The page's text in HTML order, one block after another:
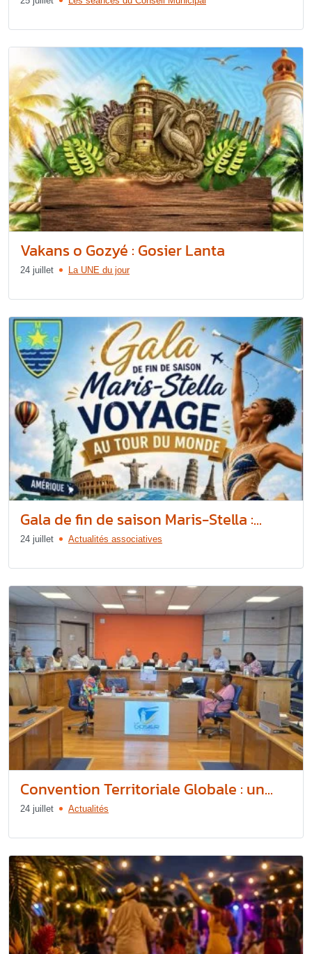
Vakans o Gozyé : Gosier Lanta
24 juillet La UNE du jour
Gala de fin de saison Maris-Stella :...
24 juillet Actualités associatives
Convention Territoriale Globale : un...
24 juillet Actualités